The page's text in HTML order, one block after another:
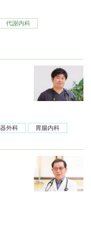
代謝内科
外科 胃腸内科